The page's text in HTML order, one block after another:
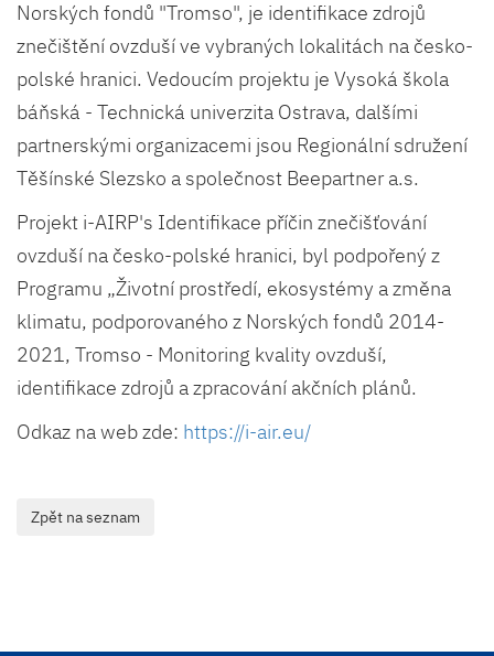
Norských fondů "Tromso", je identifikace zdrojů
znečištění ovzduší ve vybraných lokalitách na česko-
polské hranici. Vedoucím projektu je Vysoká škola
báňská - Technická univerzita Ostrava, dalšími
partnerskými organizacemi jsou Regionální sdružení
Těšínské Slezsko a společnost Beepartner a.s.
Projekt i-AIRP's Identifikace příčin znečišťování
ovzduší na česko-polské hranici, byl podpořený z
Programu „Životní prostředí, ekosystémy a změna
klimatu, podporovaného z Norských fondů 2014-
2021, Tromso - Monitoring kvality ovzduší,
identifikace zdrojů a zpracování akčních plánů.
Odkaz na web zde: https://i-air.eu/